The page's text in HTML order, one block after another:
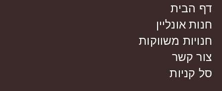
דף הבית
חנות אונליין
חנויות משווקות
צור קשר
סל קניות